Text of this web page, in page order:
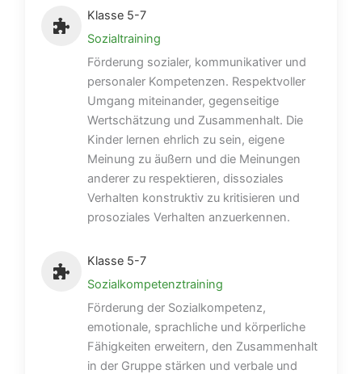
Klasse 5-7
Sozialtraining
Förderung sozialer, kommunikativer und
personaler Kompetenzen. Respektvoller
Umgang miteinander, gegenseitige
Wertschätzung und Zusammenhalt. Die
Kinder lernen ehrlich zu sein, eigene
Meinung zu äußern und die Meinungen
anderer zu respektieren, dissoziales
Verhalten konstruktiv zu kritisieren und
prosoziales Verhalten anzuerkennen.
Klasse 5-7
Sozialkompetenztraining
Förderung der Sozialkompetenz,
emotionale, sprachliche und körperliche
Fähigkeiten erweitern, den Zusammenhalt
in der Gruppe stärken und verbale und